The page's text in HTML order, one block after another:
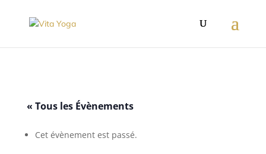
« Tous les Évènements
Cet évènement est passé.